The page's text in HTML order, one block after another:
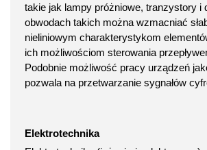
takie jak lampy próżniowe, tranzystory i
obwodach takich można wzmacniać
nieliniowym charakterystykom
ich możliwościom sterowania
Podobnie możliwość pracy urządzeń
pozwala na przetwarzanie sygnałów
Elektrotechnika